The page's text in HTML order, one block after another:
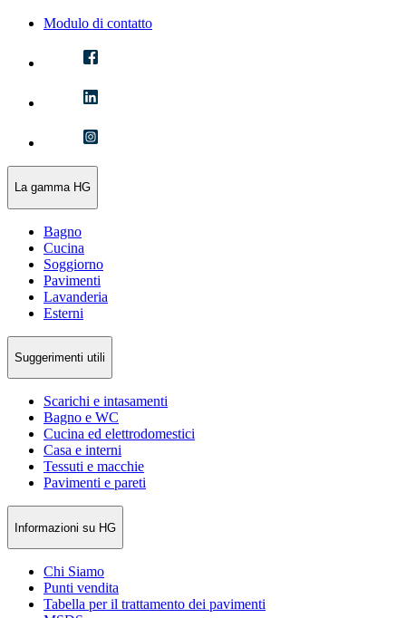
Modulo di contatto
La gamma HG
Bagno
Cucina
Soggiorno
Pavimenti
Lavanderia
Esterni
Suggerimenti utili
Scarichi e intasamenti
Bagno e WC
Cucina ed elettrodomestici
Casa e interni
Tessuti e macchie
Pavimenti e pareti
Informazioni su HG
Chi Siamo
Punti vendita
Tabella per il trattamento dei pavimenti